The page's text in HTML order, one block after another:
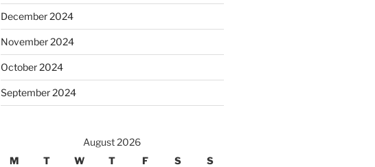
December 2024
November 2024
October 2024
September 2024
August 2026
M
T W T F S S